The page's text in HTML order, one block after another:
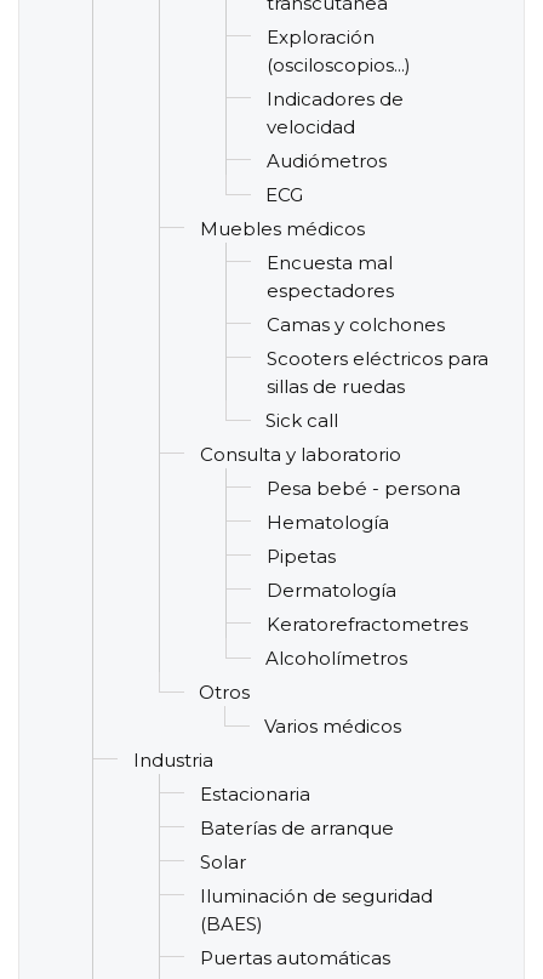
Exploración
(osciloscopios...)
Indicadores de
velocidad
Audiómetros
ECG
Muebles médicos
Encuesta mal
espectadores
Camas y colchones
Scooters eléctricos para
sillas de ruedas
Sick call
Consulta y laboratorio
Pesa bebé - persona
Hematología
Pipetas
Dermatología
Keratorefractometres
Alcoholímetros
Otros
Varios médicos
Industria
Estacionaria
Baterías de arranque
Solar
Iluminación de seguridad
(BAES)
Puertas automáticas